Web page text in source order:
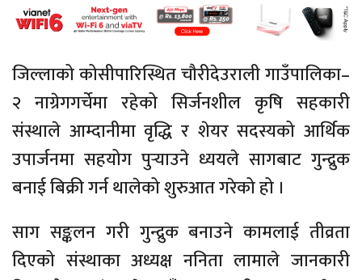
जिल्लाको कोसीपारिस्थित चौरीदेउराली गाउँपालिका–
२ नाग्रेगगर्चेमा रहेको सिर्जनशील कृषि सहकारी
संस्थाले आम्दानीमा वृद्धि र शेयर सदस्यको आर्थिक
उपार्जनमा सहयोग पुर्‍याउने ध्ययले सागबाट गुन्द्रुक
बनाई बिक्री गर्न थालेको शुरुआत गरेको हो ।
साग सङ्कलन गरी गुन्द्रुक बनाउने कामलाई तीव्रता
दिएको संस्थाका अध्यक्ष ननिता लामाले जानकारी